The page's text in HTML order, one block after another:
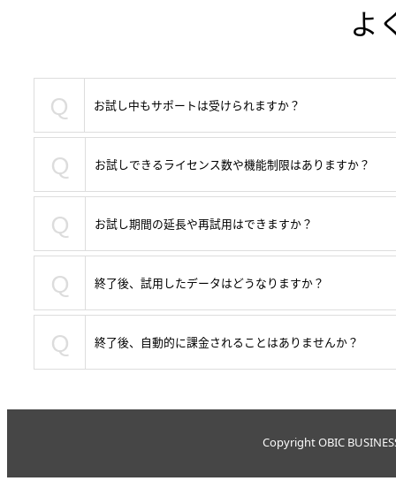
よ
Ｑ お試し中もサポートは受けられますか？
Ｑ お試しできるライセンス数や機能制限はありますか？
Ｑ お試し期間の延長や再試用はできますか？
Ｑ 終了後、試用したデータはどうなりますか？
Ｑ 終了後、自動的に課金されることはありませんか？
Copyright OBIC